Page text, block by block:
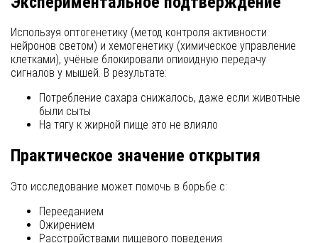
Используя оптогенетику (метод контроля активности
нейронов светом) и хемогенетику (химическое управление
клетками), учёные блокировали опиоидную передачу
сигналов у мышей. В результате:
Потребление сахара снижалось, даже если животные
были сыты
На тягу к жирной пище это не влияло
Практическое значение открытия
Это исследование может помочь в борьбе с:
Перееданием
Ожирением
Расстройствами пищевого поведения